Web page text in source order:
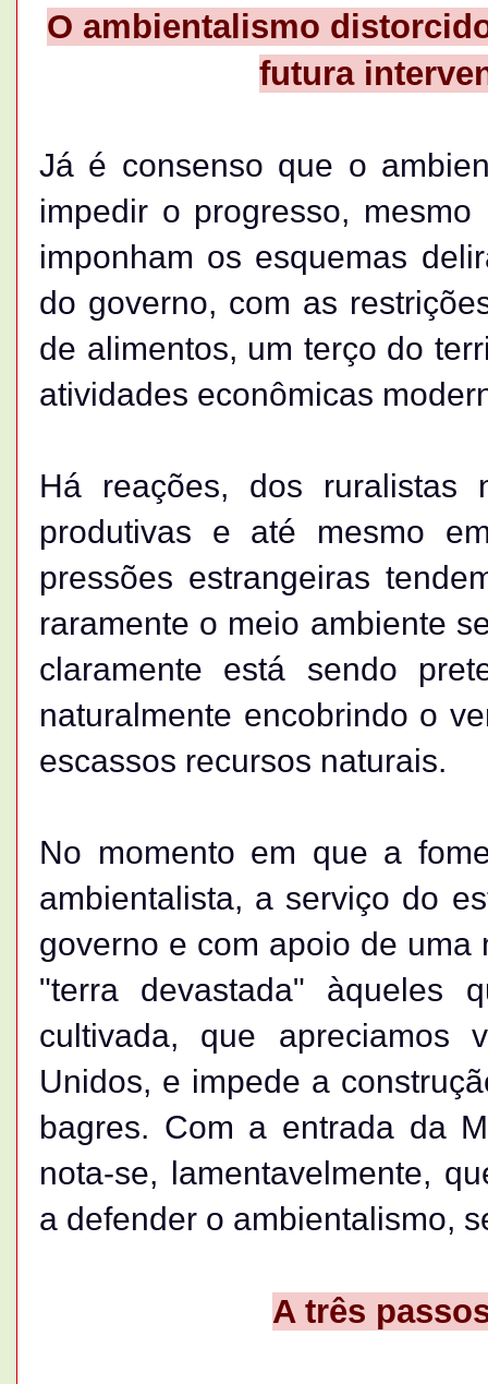
O ambientalismo
futura
Já é consenso que o
impedir o progresso,
imponham os esquemas
do governo, com as
de alimentos, um terço do
atividades econômicas
Há reações, dos
produtivas e até mesmo
pressões estrangeiras
raramente o meio ambiente
claramente está sendo
naturalmente encobrindo o
escassos recursos naturais.
No momento em que a
ambientalista, a serviço do
governo e com apoio de
"terra devastada" àqueles
cultivada, que
Unidos, e impede a
bagres. Com a entrada da
nota-se, lamentavelmente,
a defender o ambientalismo,
A três